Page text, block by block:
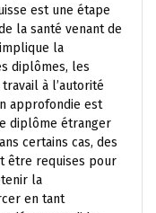
est une étape
la santé venant de
la
diplômes, les
à l’autorité
approfondie est
diplôme étranger
certains cas, des
être requises pour
la
en tant